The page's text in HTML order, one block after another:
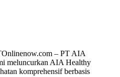
– PT AIA
meluncurkan AIA Healthy
komprehensif berbasis